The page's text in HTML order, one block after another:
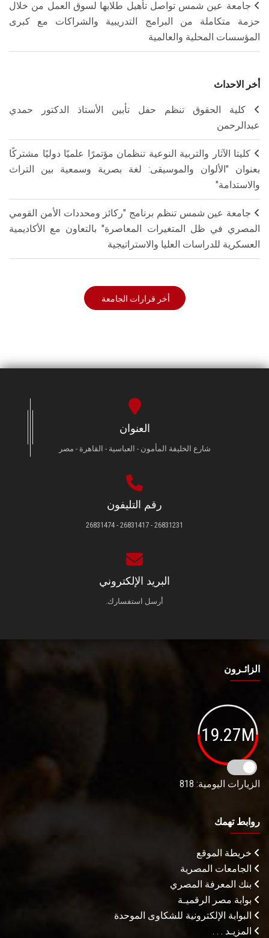
جامعة عين شمس تواصل تأهيل طلابها لسوق العمل من خلال
حزمة متكاملة من البرامج التدريبية والشراكات مع كبرى
المؤسسات المحلية والعالمية
أخر الاحداث
كلية الحقوق تنظم حفل تأبين الأستاذ الدكتور حمدي
عبدالرحمن
كليتا الآثار والتربية النوعية تنظمان مؤتمرًا علميًا دوليًا مشتركًا
بعنوان "الألوان والموسيقى: لغة بصرية وسمعية بين التراث
والاستدامة"
جامعة عين شمس تنظم برنامج "ركائز ومحددات الأمن القومي
المصري في ظل المتغيرات المعاصرة" بالتعاون مع الأكاديمية
العسكرية للدراسات العليا والاستراتيجية
أخر قرارات الجامعة
العنوان
شارع الخليفة المأمون - العباسية - القاهرة - مصر
رقم التليفون
26831231 - 26831417 - 26831474
البريد الإلكتروني
أرسل استفسارك.
الزائـرون
19.27M
الزيارات اليومية: 818
روابط تهمك
خريطة الموقع
الجامعات المصرية
بنك المعرفة المصري
بوابة مصر الرقميـة
البوابة الإلكترونية للشكاوى الموحدة
المزيـد . . .